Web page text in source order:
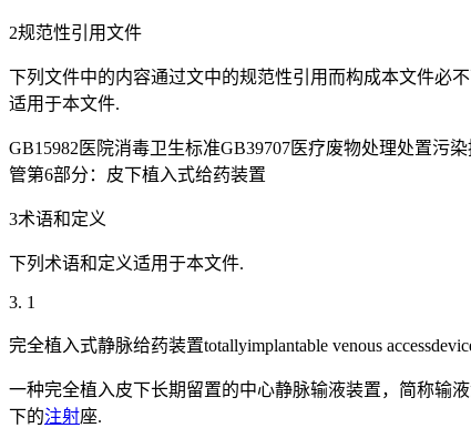
2规范性引用文件
下列文件中的内容通过文中的规范性引用而构成本文件必
适用于本文件.
GB15982医院消毒卫生标准GB39707医疗废物处理处置污
管第6部分：皮下植入式给药装置
3术语和定义
下列术语和定义适用于本文件.
3. 1
完全植入式静脉给药装置totallyimplantable venous
一种完全植入皮下长期留置的中心静脉输液装置，简称输
下的注射座.